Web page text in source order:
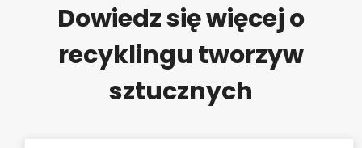
Dowiedz się więcej o
recyklingu tworzyw
sztucznych